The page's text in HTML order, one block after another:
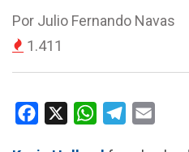
Por Julio Fernando Navas
1.411
W